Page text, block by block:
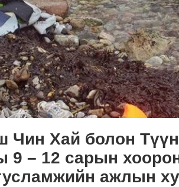
Чин Хай болон
9 – 12 сарын
ажлын